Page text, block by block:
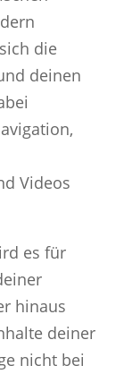
die
deinen
Videos
es für
hinaus
deiner
nicht bei